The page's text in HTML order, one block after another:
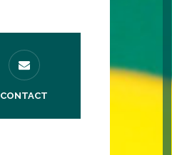
CONTACT